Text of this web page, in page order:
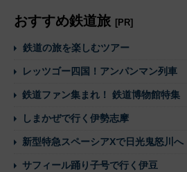
おすすめ鉄道旅 [PR]
鉄道の旅を楽しむツアー
レッツゴー四国！アンパンマン列車
鉄道ファン集まれ！ 鉄道博物館特集
しまかぜで行く伊勢志摩
新型特急スペーシアXで日光鬼怒川へ
サフィール踊り子号で行く伊豆